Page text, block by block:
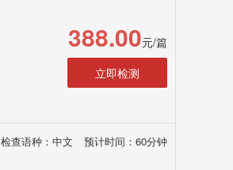
388.00元/篇
立即检测
检查语种：中文 预计时间：60分钟